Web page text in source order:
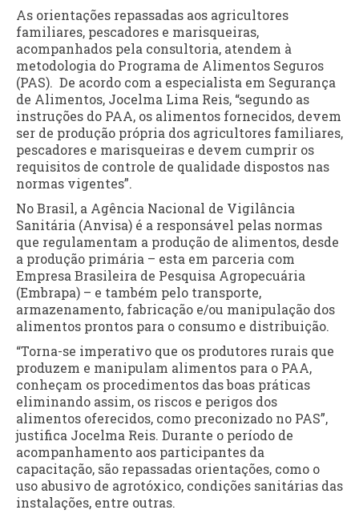
As orientações repassadas aos agricultores
familiares, pescadores e marisqueiras,
acompanhados pela consultoria, atendem à
metodologia do Programa de Alimentos Seguros
(PAS). De acordo com a especialista em Segurança
de Alimentos, Jocelma Lima Reis, “segundo as
instruções do PAA, os alimentos fornecidos, devem
ser de produção própria dos agricultores familiares,
pescadores e marisqueiras e devem cumprir os
requisitos de controle de qualidade dispostos nas
normas vigentes”.
No Brasil, a Agência Nacional de Vigilância
Sanitária (Anvisa) é a responsável pelas normas
que regulamentam a produção de alimentos, desde
a produção primária – esta em parceria com
Empresa Brasileira de Pesquisa Agropecuária
(Embrapa) – e também pelo transporte,
armazenamento, fabricação e/ou manipulação dos
alimentos prontos para o consumo e distribuição.
“Torna-se imperativo que os produtores rurais que
produzem e manipulam alimentos para o PAA,
conheçam os procedimentos das boas práticas
eliminando assim, os riscos e perigos dos
alimentos oferecidos, como preconizado no PAS”,
justifica Jocelma Reis. Durante o período de
acompanhamento aos participantes da
capacitação, são repassadas orientações, como o
uso abusivo de agrotóxico, condições sanitárias das
instalações, entre outras.